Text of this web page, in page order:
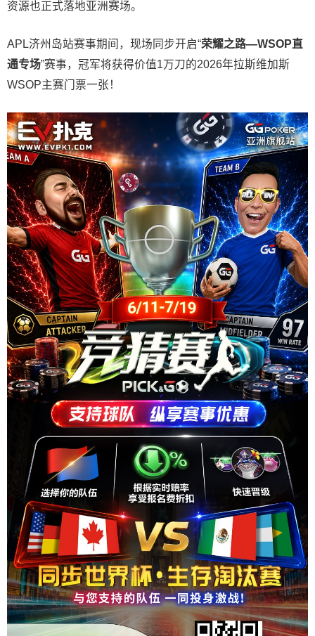
资源也正式落地亚洲赛场。
APL济州岛站赛事期间，现场同步开启“荣耀之路—WSOP直
通专场”赛事，冠军将获得价值1万刀的2026年拉斯维加斯
WSOP主赛门票一张！